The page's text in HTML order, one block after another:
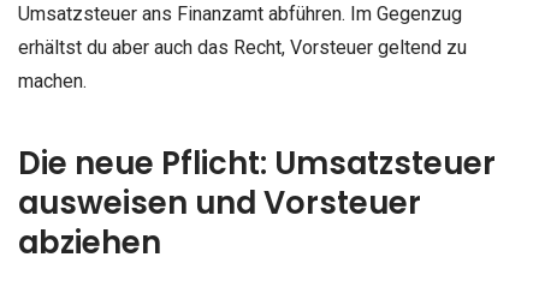
Umsatzsteuer ans Finanzamt abführen. Im Gegenzug
erhältst du aber auch das Recht, Vorsteuer geltend zu
machen.
Die neue Pflicht: Umsatzsteuer
ausweisen und Vorsteuer
abziehen